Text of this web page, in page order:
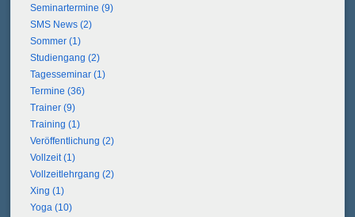
Seminartermine (9)
SMS News (2)
Sommer (1)
Studiengang (2)
Tagesseminar (1)
Termine (36)
Trainer (9)
Training (1)
Veröffentlichung (2)
Vollzeit (1)
Vollzeitlehrgang (2)
Xing (1)
Yoga (10)